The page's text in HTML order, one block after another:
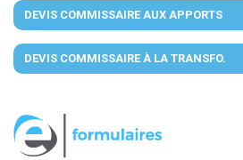
DEVIS COMMISSAIRE AUX APPORTS
DEVIS COMMISSAIRE À LA TRANSFO.